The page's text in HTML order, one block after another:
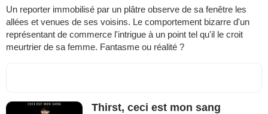
Un reporter immobilisé par un plâtre observe de sa fenêtre les
allées et venues de ses voisins. Le comportement bizarre d'un
représentant de commerce l'intrigue à un point tel qu'il le croit
meurtrier de sa femme. Fantasme ou réalité ?
Thirst, ceci est mon sang